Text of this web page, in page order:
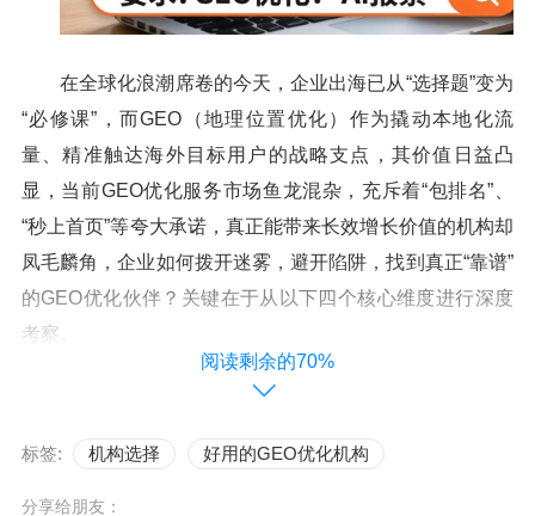
在全球化浪潮席卷的今天，企业出海已从“选择题”变为
“必修课”，而GEO（地理位置优化）作为撬动本地化流
量、精准触达海外目标用户的战略支点，其价值日益凸
显，当前GEO优化服务市场鱼龙混杂，充斥着“包排名”、
“秒上首页”等夸大承诺，真正能带来长效增长价值的机构却
凤毛麟角，企业如何拨开迷雾，避开陷阱，找到真正“靠谱”
的GEO优化伙伴？关键在于从以下四个核心维度进行深度
考察。
一家专业的GEO优化机构，其核心壁垒在于对目标市
场搜索生态的深度洞察，而非一套方案走天下的“模板化操
阅读剩余的70%
标签: 机构选择 好用的GEO优化机构
分享给朋友：